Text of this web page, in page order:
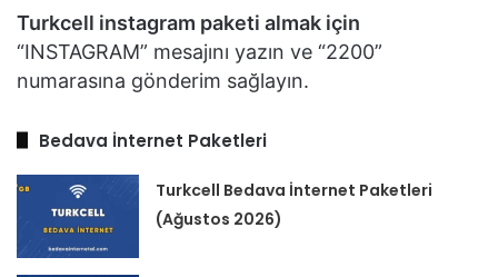
Turkcell instagram paketi almak için
“INSTAGRAM” mesajını yazın ve “2200”
numarasına gönderim sağlayın.
Bedava İnternet Paketleri
Turkcell Bedava İnternet Paketleri
(Ağustos 2026)